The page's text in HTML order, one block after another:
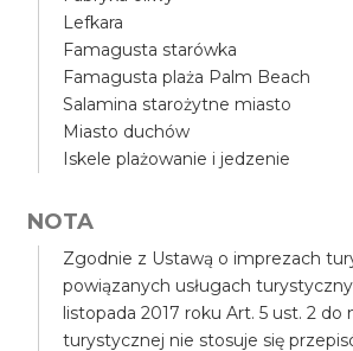
Lefkara
Famagusta starówka
Famagusta plaża Palm Beach
Salamina starożytne miasto
Miasto duchów
Iskele plażowanie i jedzenie
NOTA
Zgodnie z Ustawą o imprezach
powiązanych usługach
listopada 2017 roku Art. 5 ust. 2 do
turystycznej nie stosuje się